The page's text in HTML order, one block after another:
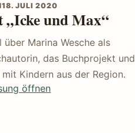
18. JULI 2020
„Icke und Max“
über Marina Wesche als
das Buchprojekt und
Kindern aus der Region.
öffnen